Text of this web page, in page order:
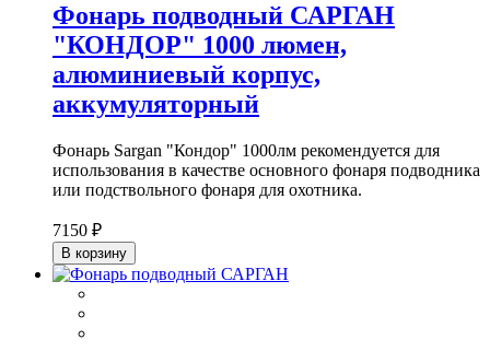
Фонарь подводный САРГАН
"КОНДОР" 1000 люмен,
алюминиевый корпус,
аккумуляторный
Фонарь Sargan "Кондор" 1000лм рекомендуется для
использования в качестве основного фонаря подводника
или подствольного фонаря для охотника.
7150 ₽
В корзину